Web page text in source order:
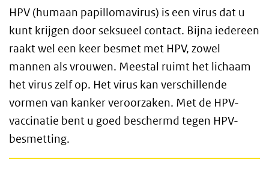
HPV (humaan papillomavirus) is een virus dat u
kunt krijgen door seksueel contact. Bijna iedereen
raakt wel een keer besmet met HPV, zowel
mannen als vrouwen. Meestal ruimt het lichaam
het virus zelf op. Het virus kan verschillende
vormen van kanker veroorzaken. Met de HPV-
vaccinatie bent u goed beschermd tegen HPV-
besmetting.